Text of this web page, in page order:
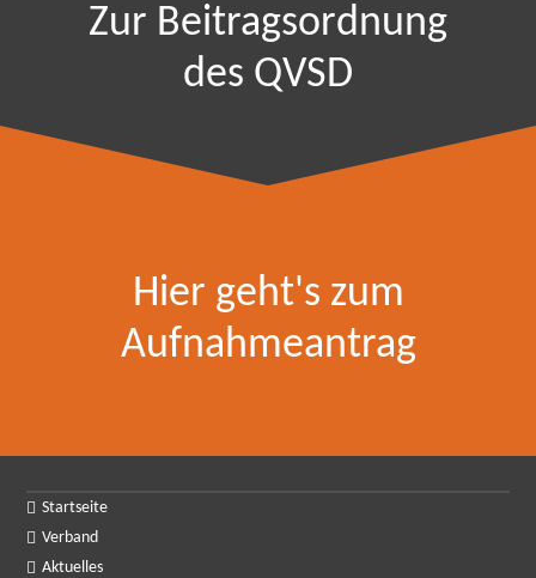
Zur Beitragsordnung
des QVSD
Hier geht's zum
Aufnahmeantrag
Startseite
Verband
Aktuelles